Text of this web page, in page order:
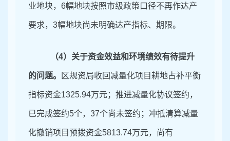
业地块， 6幅地块按照市级政策口径不再作达产
要求， 3幅地块尚未明确达产指标、期限。
（4）关于资金效益和环境绩效有待提升
的问题。 区规资局收回 减量化项目耕地占补平衡
指标资金1325.94万元； 推进减量化协议签约，
已完成签约5个， 37个尚未签约；冲抵清算减量
化撤销项目预拨资金5813.74万元，尚有